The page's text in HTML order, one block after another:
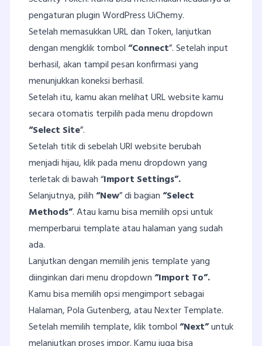
pengaturan plugin WordPress UiChemy.
Setelah memasukkan URL dan Token, lanjutkan
dengan mengklik tombol“Connect”. Setelah input
berhasil, akan tampil pesan konfirmasi yang
menunjukkan koneksi berhasil.
Setelah itu, kamu akan melihat URL website kamu
secara otomatis terpilih pada menu dropdown
“Select Site”.
Setelah titik di sebelah URl website berubah
menjadi hijau, klik pada menu dropdown yang
terletak di bawah “Import Settings”.
Selanjutnya, pilih“New” di bagian“Select
Methods”. Atau kamu bisa memilih opsi untuk
memperbarui template atau halaman yang sudah
ada.
Lanjutkan dengan memilih jenis template yang
diinginkan dari menu dropdown“Import To”.
Kamu bisa memilih opsi mengimport sebagai
Halaman, Pola Gutenberg, atau Nexter Template.
Setelah memilih template, klik tombol“Next”untuk